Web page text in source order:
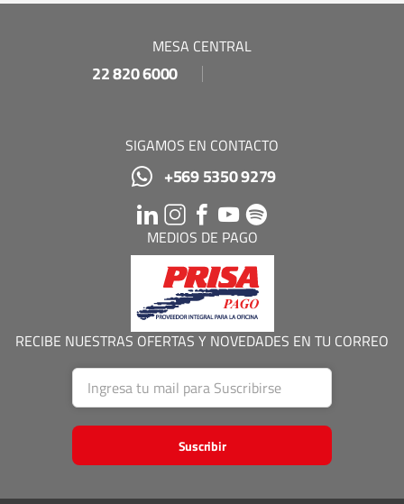
MESA CENTRAL
22 820 6000
SIGAMOS EN CONTACTO
+569 5350 9279
MEDIOS DE PAGO
RECIBE NUESTRAS OFERTAS Y NOVEDADES EN TU CORREO
Suscribir